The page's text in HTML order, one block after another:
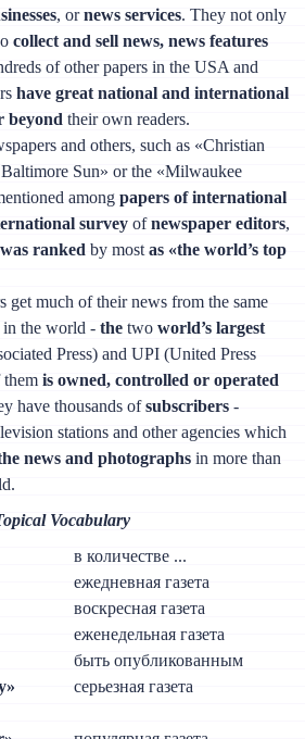
, ornews services. They not only
collect and sell news, news features
of other papers in the USA and
have great national and international
beyond their own readers.
and others, such as «Christian
Sun» or the «Milwaukee
amongpapers of international
survey ofnewspaper editors,
was ranked by mostas «the world’s top
get much of their news from the same
in the world -the twoworld’s largest
Press) and UPI (United Press
themis owned, controlled or operated
have thousands ofsubscribers -
stations and other agencies which
news and photographs in more than
Vocabulary
в количестве ...
ежедневная газета
воскресная газета
еженедельная газета
быть опубликованным
серьезная газета